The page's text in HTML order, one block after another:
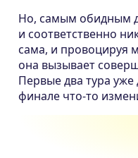
Но, самым обидным
и соответственно
сама, и провоцируя
она вызывает
Первые два тура
финале что-то